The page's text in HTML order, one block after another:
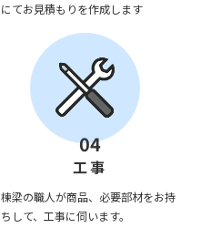
にてお見積もりを作成します
04
工事
棟梁の職人が商品、必要部材をお持
ちして、工事に伺います。